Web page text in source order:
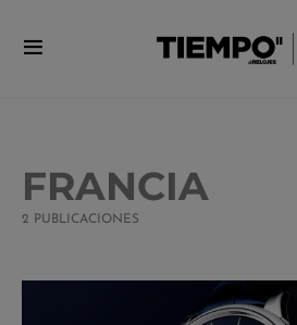
FRANCIA
2 PUBLICACIONES